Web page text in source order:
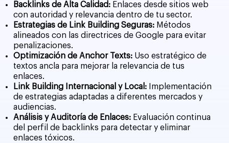
Backlinks de Alta Calidad: Enlaces desde sitios web
con autoridad y relevancia dentro de tu sector.
Estrategias de Link Building Seguras: Métodos
alineados con las directrices de Google para evitar
penalizaciones.
Optimización de Anchor Texts: Uso estratégico de
textos ancla para mejorar la relevancia de tus
enlaces.
Link Building Internacional y Local:
Implementación
de estrategias adaptadas a diferentes mercados y
audiencias.
Análisis y Auditoría de Enlaces: Evaluación continua
del perfil de backlinks para detectar y eliminar
enlaces tóxicos.